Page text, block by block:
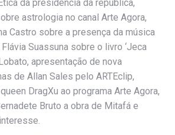
da presidência da república,
astrologia no canal Arte Agora,
Castro sobre a presença da música
Suassuna sobre o livro ‘Jeca
apresentação de nova
de Allan Sales pelo ARTEclip,
DragXu ao programa Arte Agora,
Bruto a obra de Mitafá e